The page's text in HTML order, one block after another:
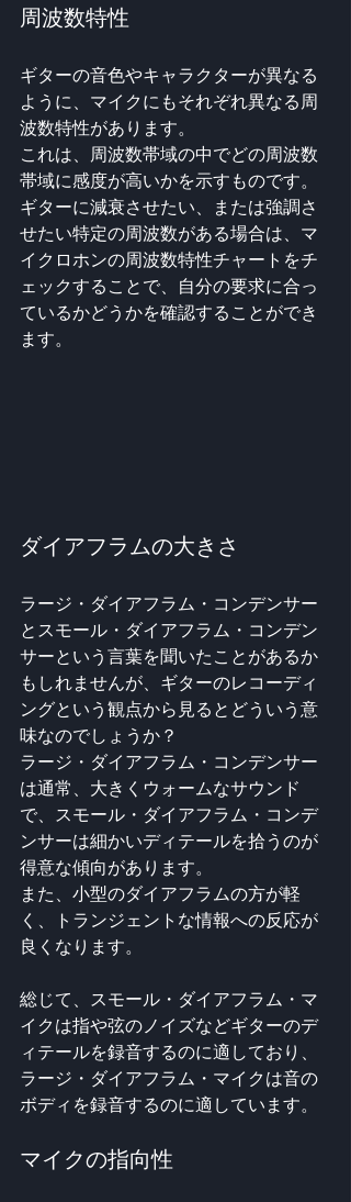
周波数特性
ギターの音色やキャラクターが異なる
ように、マイクにもそれぞれ異なる周
波数特性があります。
これは、周波数帯域の中でどの周波数
帯域に感度が高いかを示すものです。
ギターに減衰させたい、または強調さ
せたい特定の周波数がある場合は、マ
イクロホンの周波数特性チャートをチ
ェックすることで、自分の要求に合っ
ているかどうかを確認することができ
ます。
ダイアフラムの大きさ
ラージ・ダイアフラム・コンデンサー
とスモール・ダイアフラム・コンデン
サーという言葉を聞いたことがあるか
もしれませんが、ギターのレコーディ
ングという観点から見るとどういう意
味なのでしょうか？
ラージ・ダイアフラム・コンデンサー
は通常、大きくウォームなサウンド
で、スモール・ダイアフラム・コンデ
ンサーは細かいディテールを拾うのが
得意な傾向があります。
また、小型のダイアフラムの方が軽
く、トランジェントな情報への反応が
良くなります。
総じて、スモール・ダイアフラム・マ
イクは指や弦のノイズなどギターのデ
ィテールを録音するのに適しており、
ラージ・ダイアフラム・マイクは音の
ボディを録音するのに適しています。
マイクの指向性